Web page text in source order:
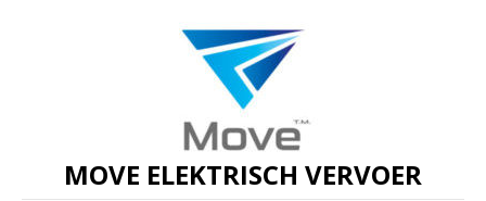
MOVE ELEKTRISCH VERVOER